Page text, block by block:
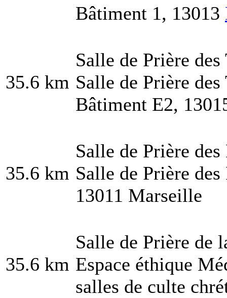
Bâtiment 1, 13013
35.6 km
Salle de Prière
Salle de Prière
Bâtiment E2,
35.6 km
Salle de Prière
Salle de Prière
13011 Marseille
35.6 km
Salle de Prière de
Espace éthique
salles de culte